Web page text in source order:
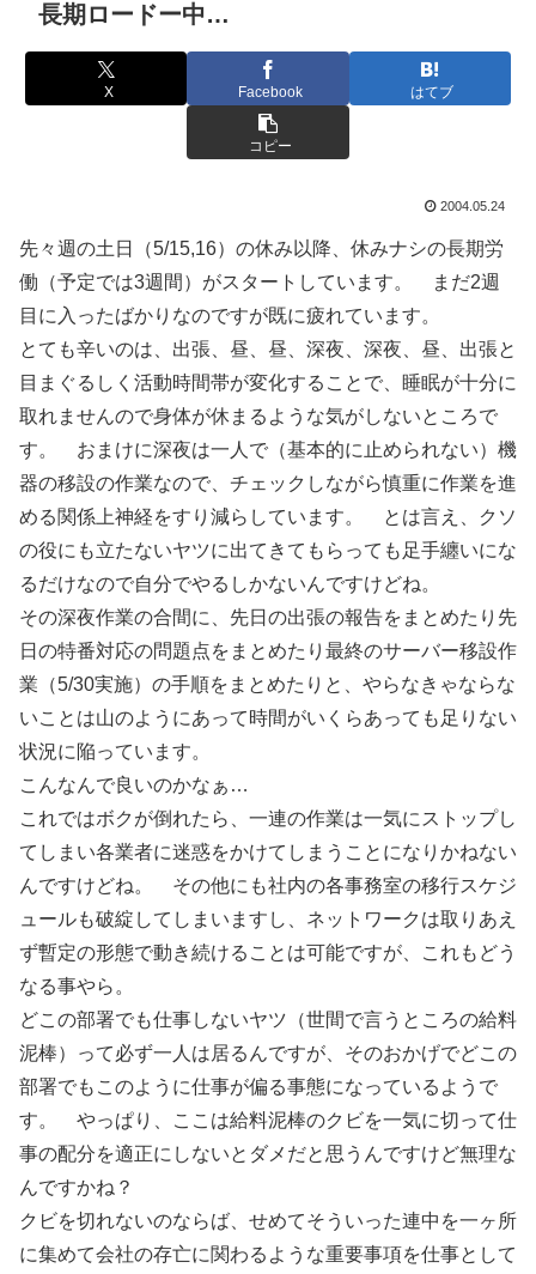
長期ロードー中…
X Facebook はてブ
コピー
2004.05.24
先々週の土日（5/15,16）の休み以降、休みナシの長期労
働（予定では3週間）がスタートしています。 まだ2週
目に入ったばかりなのですが既に疲れています。
とても辛いのは、出張、昼、昼、深夜、深夜、昼、出張と
目まぐるしく活動時間帯が変化することで、睡眠が十分に
取れませんので身体が休まるような気がしないところで
す。 おまけに深夜は一人で（基本的に止められない）機
器の移設の作業なので、チェックしながら慎重に作業を進
める関係上神経をすり減らしています。 とは言え、クソ
の役にも立たないヤツに出てきてもらっても足手纏いにな
るだけなので自分でやるしかないんですけどね。
その深夜作業の合間に、先日の出張の報告をまとめたり先
日の特番対応の問題点をまとめたり最終のサーバー移設作
業（5/30実施）の手順をまとめたりと、やらなきゃならな
いことは山のようにあって時間がいくらあっても足りない
状況に陥っています。
こんなんで良いのかなぁ…
これではボクが倒れたら、一連の作業は一気にストップし
てしまい各業者に迷惑をかけてしまうことになりかねない
んですけどね。 その他にも社内の各事務室の移行スケジ
ュールも破綻してしまいますし、ネットワークは取りあえ
ず暫定の形態で動き続けることは可能ですが、これもどう
なる事やら。
どこの部署でも仕事しないヤツ（世間で言うところの給料
泥棒）って必ず一人は居るんですが、そのおかげでどこの
部署でもこのように仕事が偏る事態になっているようで
す。 やっぱり、ここは給料泥棒のクビを一気に切って仕
事の配分を適正にしないとダメだと思うんですけど無理な
んですかね？
クビを切れないのならば、せめてそういった連中を一ヶ所
に集めて会社の存亡に関わるような重要事項を仕事として